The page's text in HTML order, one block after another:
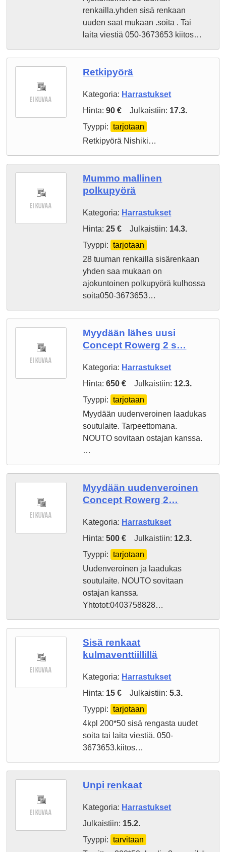
renkailla.yhden sisä renkaan
uuden saat mukaan .soita . Tai
laita viestiä 050-3673653 kiitos…
Retkipyörä
Kategoria: Harrastukset
Hinta:90 € Julkaistiin: 17.3.
Tyyppi:
tarjotaan
Retkipyörä Nishiki…
Mummo mallinen
polkupyörä
Kategoria: Harrastukset
Hinta:25 € Julkaistiin: 14.3.
Tyyppi:
tarjotaan
28 tuuman renkailla sisärenkaan
yhden saa mukaan on
ajokuntoinen polkupyörä kulhossa
soita050-3673653…
Myydään lähes uusi
Concept Rowerg 2 s…
Kategoria: Harrastukset
Hinta:650 € Julkaistiin: 12.3.
Tyyppi:
tarjotaan
Myydään uudenveroinen laadukas
soutulaite. Tarpeettomana.
NOUTO sovitaan ostajan kanssa.
…
Myydään uudenveroinen
Concept Rowerg 2…
Kategoria: Harrastukset
Hinta:500 € Julkaistiin: 12.3.
Tyyppi:
tarjotaan
Uudenveroinen ja laadukas
soutulaite. NOUTO sovitaan
ostajan kanssa.
Yhtotot:0403758828…
Sisä renkaat
kulmaventtiillillä
Kategoria: Harrastukset
Hinta: 15 € Julkaistiin:5.3.
Tyyppi:
tarjotaan
4kpl 200*50 sisä rengasta uudet
soita tai laita viestiä. 050-
3673653.kiitos…
Unpi renkaat
Kategoria: Harrastukset
Julkaistiin: 15.2.
Tyyppi:
tarvitaan